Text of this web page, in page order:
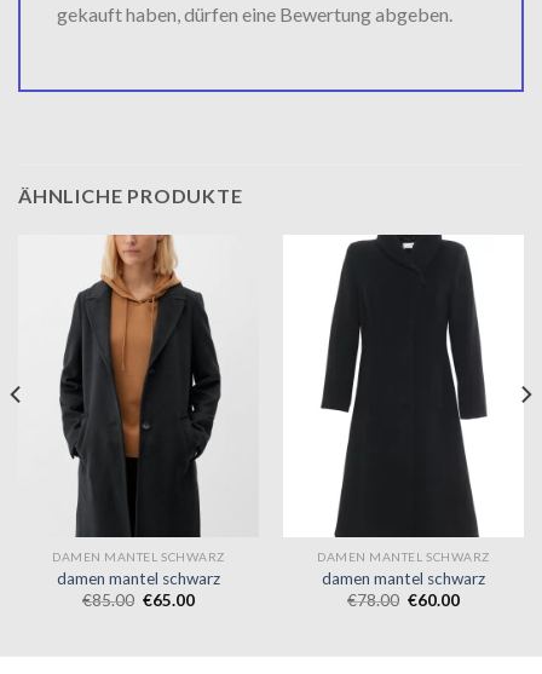
gekauft haben, dürfen eine Bewertung abgeben.
ÄHNLICHE PRODUKTE
DAMEN MANTEL SCHWARZ
damen mantel schwarz
€85.00 €65.00
DAMEN MANTEL SCHWARZ
damen mantel schwarz
€78.00 €60.00